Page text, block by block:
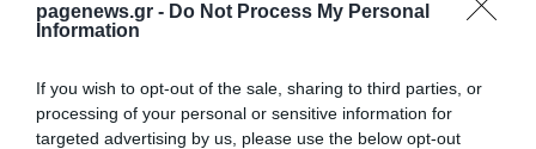
pagenews.gr - Do Not Process My Personal
Information
If you wish to opt-out of the sale, sharing to third parties, or
processing of your personal or sensitive information for
targeted advertising by us, please use the below opt-out
Τουρκία: Δημοσιογράφοι εξηγούν
ΛΕΩΝΙΔΑΣ ΕΠΙΣΚΟΠΟΣ
05.11.2021 | 13:17